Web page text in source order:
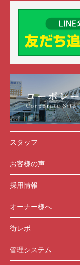
スタッフ
お客様の声
採用情報
オーナー様へ
街レポ
管理システム